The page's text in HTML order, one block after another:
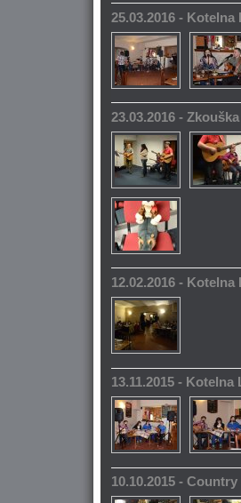
25.03.2016 - Kotelna
23.03.2016 -
12.02.2016 - Kotelna
13.11.2015 - Kotelna
10.10.2015 -